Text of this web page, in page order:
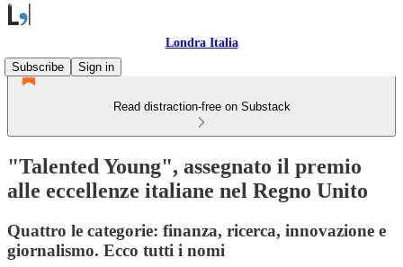
Londra Italia
Subscribe
Sign in
Read distraction-free on Substack
"Talented Young", assegnato il premio
alle eccellenze italiane nel Regno Unito
Quattro le categorie: finanza, ricerca, innovazione e
giornalismo. Ecco tutti i nomi